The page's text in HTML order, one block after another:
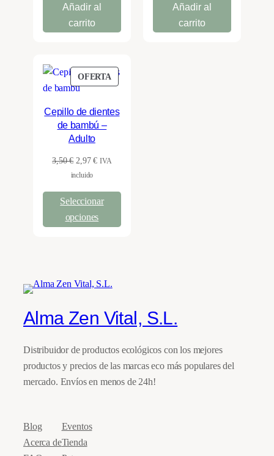
era:
3,50 €.
es:
Añadir al
carrito
era:
12,90 €.
Añadir al
carrito
OFERTA PRODUCTO
EN
Cepillo de dientes
de bambú –
Adulto
3,50€ El
precio
era:
3,50 €.
2,97€El
es:
2,97 €.
IVA
incluido
Seleccionar
opciones
Alma Zen Vital, S.L.
Distribuidor de productos ecológicos con los mejores
productos y precios de las marcas eco más populares del
mercado. Envíos en menos de 24h!
Blog
Acerca de
Eventos
Tienda